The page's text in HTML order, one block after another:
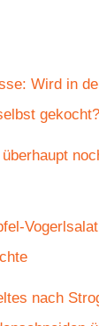
Wird in
gekocht?
nach